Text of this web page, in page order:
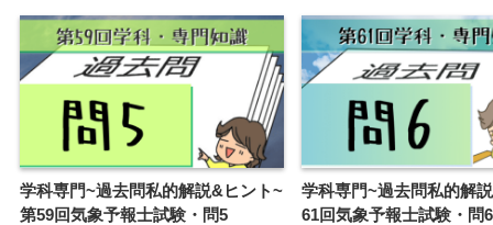
学科専門~過去問私的解説&ヒント~
第59回気象予報士試験・問5
学科専門~過去問私的解
61回気象予報士試験・問6